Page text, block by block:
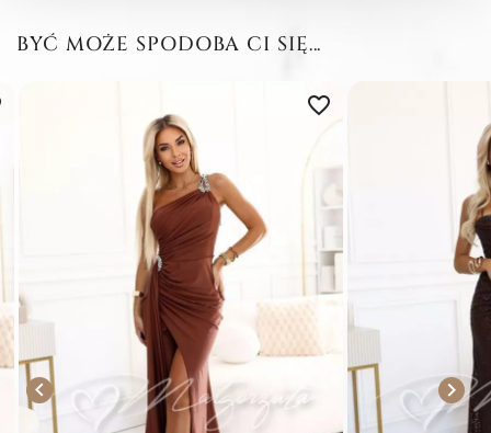
BYĆ MOŻE SPODOBA CI SIĘ...

favorite_border
